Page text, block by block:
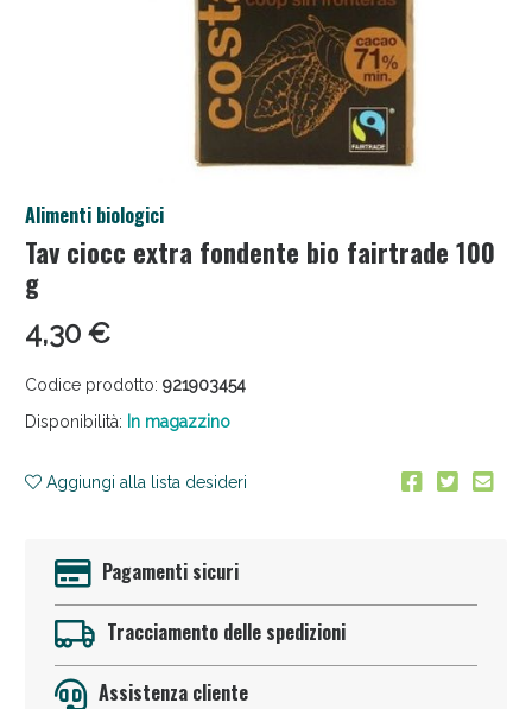
Alimenti biologici
Tav ciocc extra fondente bio fairtrade 100
g
4,30 €
Codice prodotto: 921903454
Disponibilità: In magazzino
Aggiungi alla lista desideri
Pagamenti sicuri
Tracciamento delle spedizioni
Assistenza cliente
Salini e Multivitaminici: oggi Sconto extra fino al
Anticellulite e Fanghi: Sconto fino al 40% valido
oggi!